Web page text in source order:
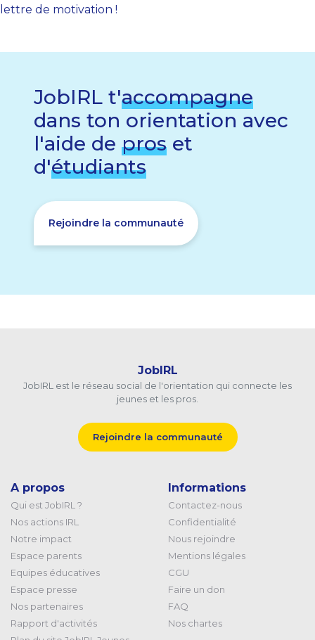
lettre de motivation !
JobIRL t'accompagne
dans ton orientation avec
l'aide de pros et
d'étudiants
Rejoindre la communauté
JobIRL
JobIRL est le réseau social de l'orientation qui connecte les
jeunes et les pros.
Rejoindre la communauté
A propos
Qui est JobIRL ?
Nos actions IRL
Notre impact
Espace parents
Equipes éducatives
Espace presse
Nos partenaires
Rapport d'activités
Informations
Contactez-nous
Confidentialité
Nous rejoindre
Mentions légales
CGU
Faire un don
FAQ
Nos chartes